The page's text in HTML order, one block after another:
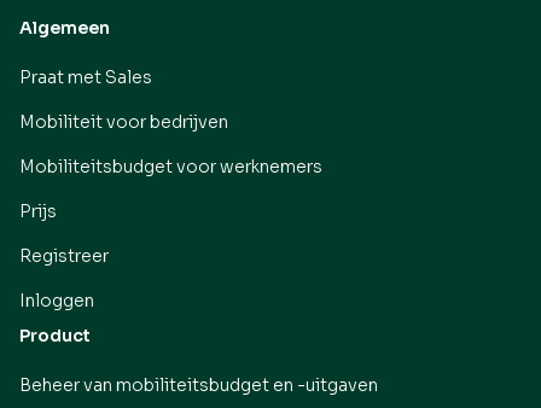
Algemeen
Praat met Sales
Mobiliteit voor bedrijven
Mobiliteitsbudget voor werknemers
Prijs
Registreer
Inloggen
Product
Beheer van mobiliteitsbudget en -uitgaven